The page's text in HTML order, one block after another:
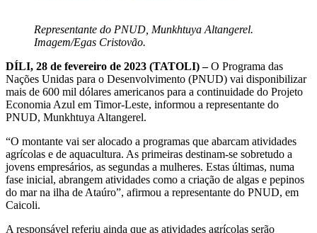
Representante do PNUD, Munkhtuya Altangerel.
Imagem/Egas Cristovão.
DÍLI, 28 de fevereiro de 2023 (TATOLI) –O Programa das
Nações Unidas para o Desenvolvimento (PNUD) vai disponibilizar
mais de 600 mil dólares americanos para a continuidade do Projeto
Economia Azul em Timor-Leste, informou a representante do
PNUD, Munkhtuya Altangerel.
“O montante vai ser alocado a programas que abarcam atividades
agrícolas e de aquacultura. As primeiras destinam-se sobretudo a
jovens empresários, as segundas a mulheres. Estas últimas, numa
fase inicial, abrangem atividades como a criação de algas e pepinos
do mar na ilha de Ataúro”, afirmou a representante do PNUD, em
Caicoli.
A responsável referiu ainda que as atividades agrícolas serão